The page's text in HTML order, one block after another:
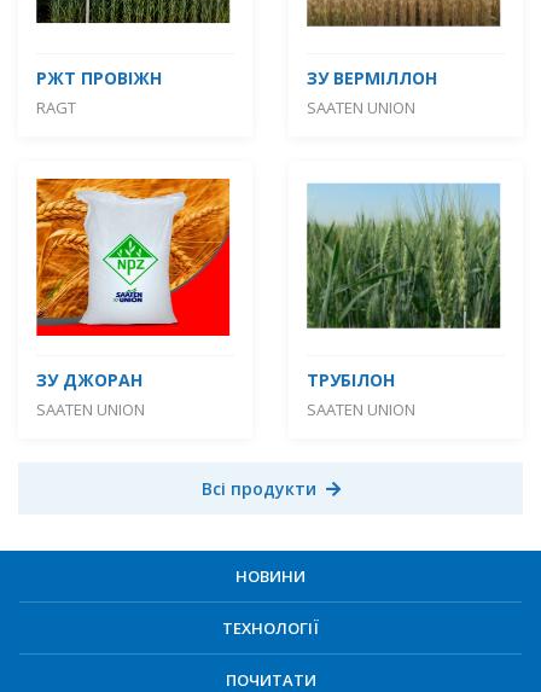
РЖТ ПРОВІЖН
RAGT
ЗУ ВЕРМІЛЛОН
SAATEN UNION
ЗУ ДЖОРАН
SAATEN UNION
ТРУБІЛОН
SAATEN UNION
Всі продукти
НОВИНИ
ТЕХНОЛОГІЇ
ПОЧИТАТИ